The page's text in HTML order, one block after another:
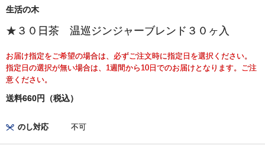
生活の木
★３０日茶 温巡ジンジャーブレンド３０ヶ入
お届け指定をご希望の場合は、必ずご注文時に指定日を選択ください。
指定日の選択が無い場合は、1週間から10日でのお届けとなります。ご注
意ください。
送料660円（税込）
のし対応 不可